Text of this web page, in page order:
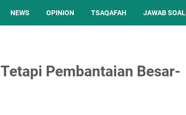
NEWS OPINION TSAQAFAH JAWAB SOAL
Pembantaian Besar-